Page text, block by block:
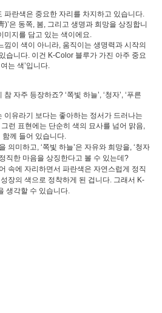
파란색은 중요한 자리를 차지하고 있습니다.
)’은 동쪽, 봄, 그리고 생명과 희망을 상징합니
미지를 담고 있는 색이에요.
낌이 색이 아니라, 움직이는 생명력과 시작의
습니다. 이건 K-Color 블루가 가진 아주 중요
는 색’입니다.
자주 등장하죠? ‘쪽빛 하늘’, ‘청자’, ‘푸른
이유라기 보다는 좋아하는 정서가 드러나는
런 표현에는 단순히 색의 묘사를 넘어 맑음,
함께 들어 있습니다.
의미하고, ‘쪽빛 하늘’은 자유와 희망을, ‘청자
직한 마음을 상징한다고 볼 수 있는데?
속에 자리하면서 파란색은 자연스럽게 정직
장의 색으로 정착하게 된 겁니다. 그래서 K-
생각할 수 있습니다.